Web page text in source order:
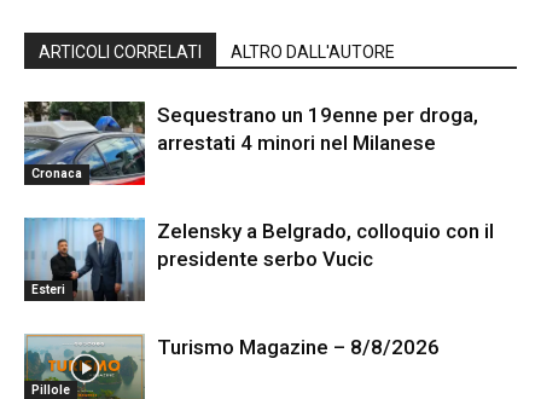
ARTICOLI CORRELATI ALTRO DALL'AUTORE
Cronaca
Sequestrano un 19enne per droga,
arrestati 4 minori nel Milanese
Esteri
Zelensky a Belgrado, colloquio con il
presidente serbo Vucic
Pillole
Turismo Magazine – 8/8/2026